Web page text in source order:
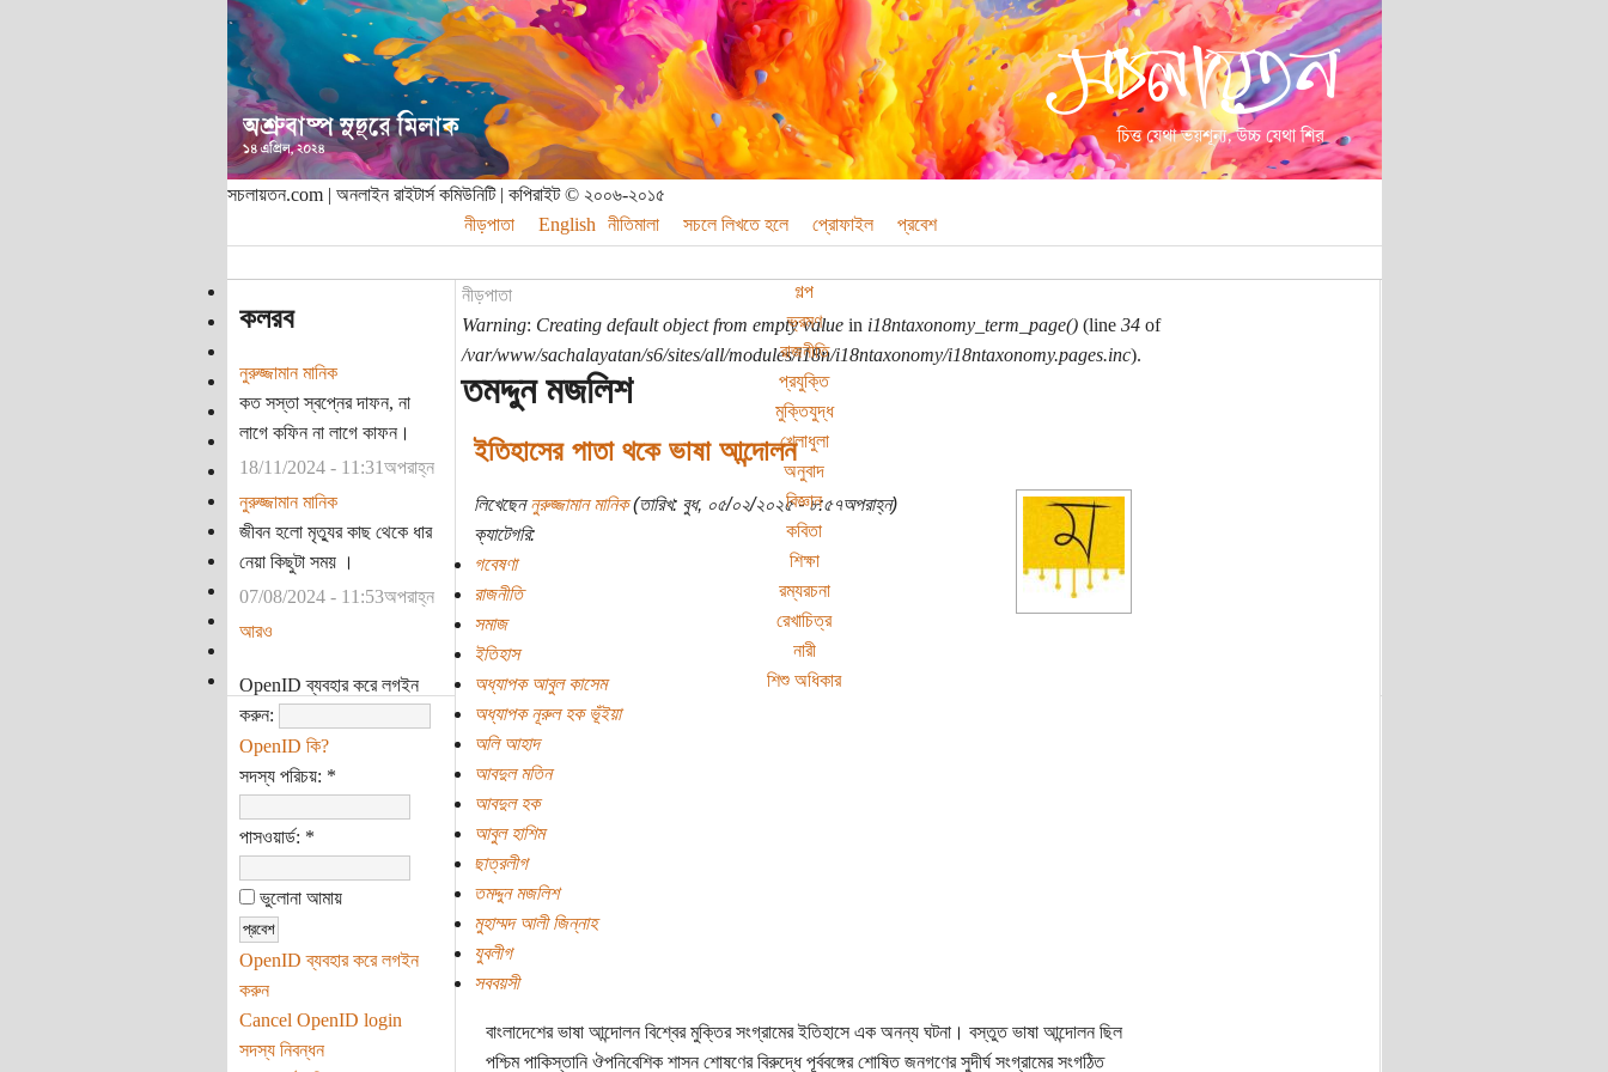
সচলায়তন.com | অনলাইন রাইটার্স কমিউনিটি | কপিরাইট © ২০০৬-২০১৫
নীড়পাতা
English নীতিমালা সচলে লিখতে হলে প্রোফাইল প্রবেশ
গল্প
ভ্রমণ
রাজনীতি
প্রযুক্তি
মুক্তিযুদ্ধ
খেলাধুলা
অনুবাদ
বিজ্ঞান
কবিতা
শিক্ষা
রম্যরচনা
রেখাচিত্র
নারী
শিশু অধিকার
কলরব
নুরুজ্জামান মানিক
কত সস্তা স্বপ্নের দাফন, না
লাগে কফিন না লাগে কাফন।
18/11/2024 - 11:31অপরাহ্ন
নুরুজ্জামান মানিক
জীবন হলো মৃত্যুর কাছ থেকে ধার
নেয়া কিছুটা সময় ।
07/08/2024 - 11:53অপরাহ্ন
আরও
OpenID ব্যবহার করে লগইন
করুন:
OpenID কি?
সদস্য পরিচয়: *
পাসওয়ার্ড: *
ভুলোনা আমায়
OpenID ব্যবহার করে লগইন
করুন
Cancel OpenID login
সদস্য নিবন্ধন
নীড়পাতা
Warning: Creating default object from empty valuein i18ntaxonomy_term_page()(line 34of
/var/www/sachalayatan/s6/sites/all/modules/i18n/i18ntaxonomy/i18ntaxonomy.pages.inc).
তমদ্দুন মজলিশ
ইতিহাসের পাতা থকে ভাষা আন্দোলন
লিখেছেননুরুজ্জামান মানিক(তারিখ: বুধ, ০৫/০২/২০২৫ - ৮:৫৭অপরাহ্ন)
ক্যাটেগরি:
গবেষণা
রাজনীতি
সমাজ
ইতিহাস
অধ্যাপক আবুল কাসেম
অধ্যাপক নূরুল হক ভূঁইয়া
অলি আহাদ
আবদুল মতিন
আবদুল হক
আবুল হাশিম
ছাত্রলীগ
তমদ্দুন মজলিশ
মুহাম্মদ আলী জিন্নাহ
যুবলীগ
সববয়সী
বাংলাদেশের ভাষা আন্দোলন বিশ্বের মুক্তির সংগ্রামের ইতিহাসে এক অনন্য ঘটনা। বস্তুত ভাষা আন্দোলন ছিল
পশ্চিম পাকিস্তানি ঔপনিবেশিক শাসন শোষণের বিরুদ্ধে পূর্ববঙ্গের শোষিত জনগণের সুদীর্ঘ সংগ্রামের সংগঠিত